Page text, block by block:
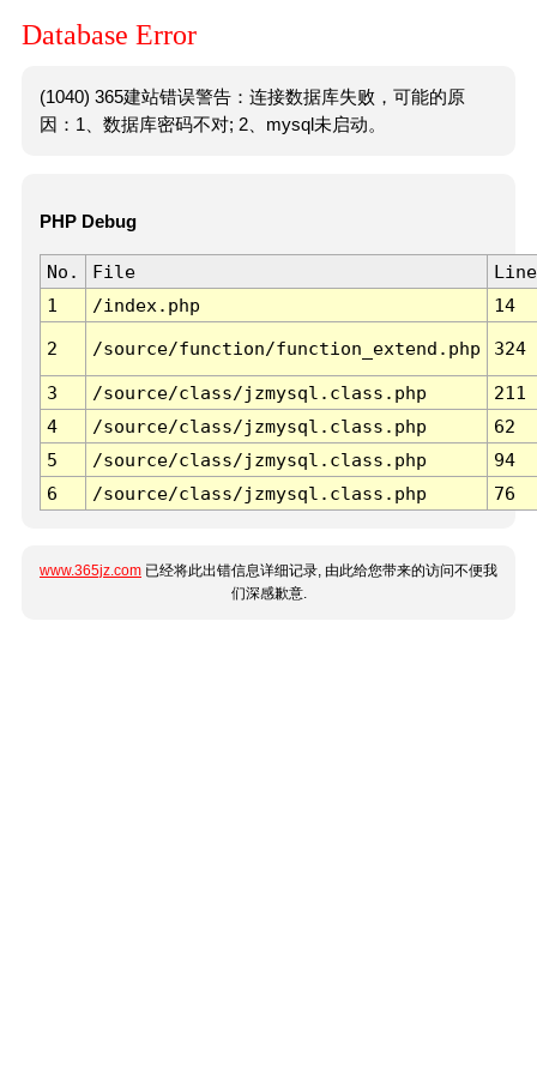
Database Error
(1040) 365建站错误警告：连接数据库失败，可能的原
因：1、数据库密码不对; 2、mysql未启动。
PHP Debug
No. File
Line
1
/index.php 14
2 /source/function/function_extend.php 324
3 /source/class/jzmysql.class.php
211
4
/source/class/jzmysql.class.php
62
5
/source/class/jzmysql.class.php
94
6
/source/class/jzmysql.class.php 76
www.365jz.com 已经将此出错信息详细记录, 由此给您带来的访问不便我
们深感歉意.